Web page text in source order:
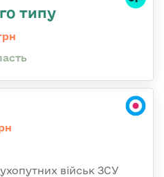
типу
військ ЗСУ